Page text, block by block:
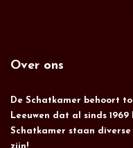
Over ons
De Schatkamer behoort
Leeuwen dat al sinds
Schatkamer staan